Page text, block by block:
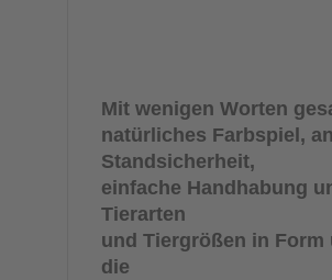
Mit wenigen Worten
natürliches Farbspiel,
Standsicherheit,
einfache Handhabung
Tierarten
und Tiergrößen in Form
die